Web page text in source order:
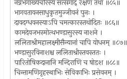
नग्नभंगाख्यचौरस्य सत्संगाद् रक्षणं तथा ॥८५॥
भागवतायनसाधुकृतमुज्जीवनं पुनः ।
दावदग्धवनस्याऽपि चमत्कारस्तथोदितः ॥८६॥
कामदेवजभस्मोत्थभण्डासुरस्य नाशने ।
ललिताश्रीमहालक्ष्मीसैन्यानां चापि योधनम् ॥८७॥
भण्डासुरविनाशश्च ललिताश्रीस्तवस्ततः ।
पारितोषिकदानानि मन्दिराणि च षोडश ॥८८॥
चिन्तामणिगृहस्थाभिः सेविकाभिः प्रसेवनम् ।